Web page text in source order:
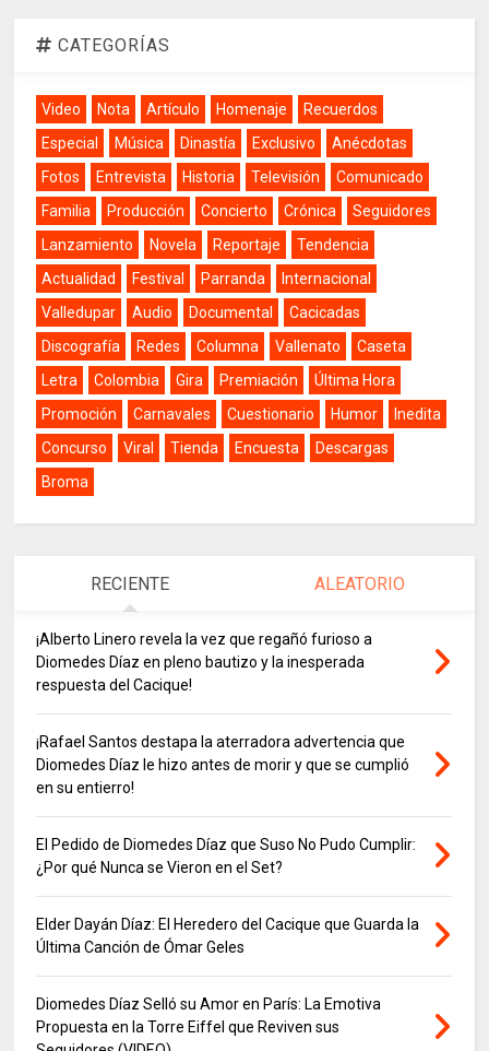
CATEGORÍAS
Video Nota Artículo Homenaje
Recuerdos
Especial
Música Dinastía Exclusivo
Anécdotas
Fotos
Entrevista Historia Televisión
Comunicado
Familia
Producción Concierto Crónica
Seguidores
Lanzamiento
Novela Reportaje
Tendencia
Actualidad
Festival Parranda
Internacional
Valledupar
Audio Documental
Cacicadas
Discografía
Redes Columna Vallenato
Caseta
Letra
Colombia Gira Premiación
Última Hora
Promoción
Carnavales Cuestionario Humor
Inedita
Concurso
Viral Tienda Encuesta
Descargas
Broma
RECIENTE ALEATORIO
¡Alberto Linero revela la vez que regañó furioso a
Diomedes Díaz en pleno bautizo y la inesperada
respuesta del Cacique!
¡Rafael Santos destapa la aterradora advertencia que
Diomedes Díaz le hizo antes de morir y que se cumplió
en su entierro!
El Pedido de Diomedes Díaz que Suso No Pudo Cumplir:
¿Por qué Nunca se Vieron en el Set?
Elder Dayán Díaz: El Heredero del Cacique que Guarda la
Última Canción de Ómar Geles
Diomedes Díaz Selló su Amor en París: La Emotiva
Propuesta en la Torre Eiffel que Reviven sus